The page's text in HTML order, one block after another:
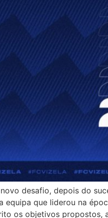
desafio, depois do
equipa que liderou na
os objetivos propostos,